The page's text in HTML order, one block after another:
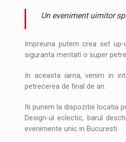
STIRI JAECOO 5
ARTICOLE
Un eveniment uimitor
Impreuna putem crea set
siguranta meritati o super
In aceasta iarna, venim in
petrecerea de final de an.
Iti punem la dispozitie locatia
Design-ul eclectic, barul
evenimente unic in Bucuresti.